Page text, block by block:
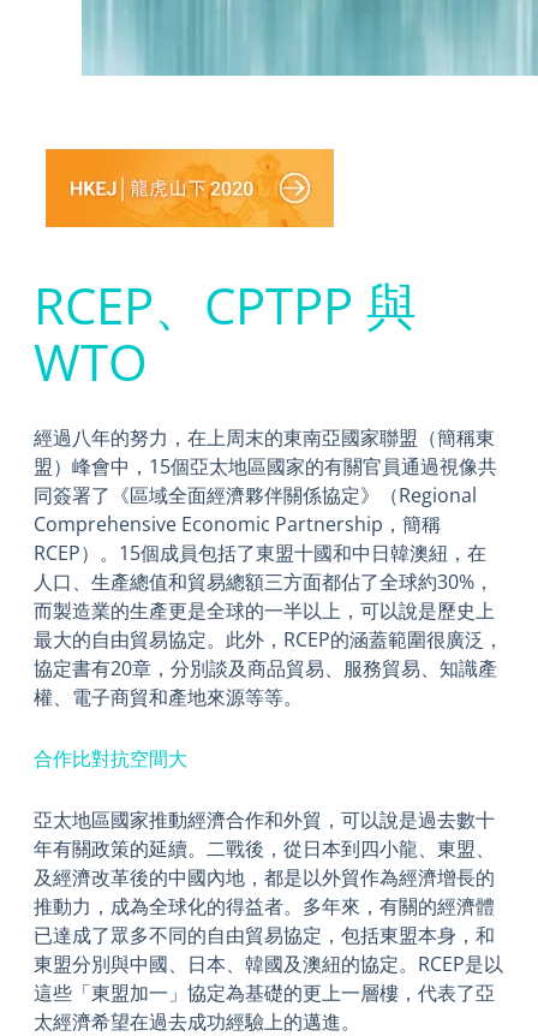
RCEP、CPTPP 與
WTO
經過八年的努力，在上周末的東南亞國家聯盟（簡稱東
盟）峰會中，15個亞太地區國家的有關官員通過視像共
同簽署了《區域全面經濟夥伴關係協定》（Regional
Comprehensive Economic Partnership，簡稱
RCEP）。15個成員包括了東盟十國和中日韓澳紐，在
人口、生產總值和貿易總額三方面都佔了全球約30%，
而製造業的生產更是全球的一半以上，可以說是歷史上
最大的自由貿易協定。此外，RCEP的涵蓋範圍很廣泛，
協定書有20章，分別談及商品貿易、服務貿易、知識產
權、電子商貿和產地來源等等。
合作比對抗空間大
亞太地區國家推動經濟合作和外貿，可以說是過去數十
年有關政策的延續。二戰後，從日本到四小龍、東盟、
及經濟改革後的中國內地，都是以外貿作為經濟增長的
推動力，成為全球化的得益者。多年來，有關的經濟體
已達成了眾多不同的自由貿易協定，包括東盟本身，和
東盟分別與中國、日本、韓國及澳紐的協定。RCEP是以
這些「東盟加一」協定為基礎的更上一層樓，代表了亞
太經濟希望在過去成功經驗上的邁進。